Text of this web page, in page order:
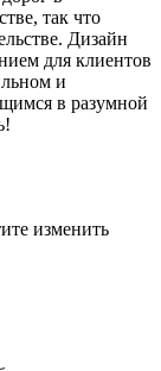
так что
Дизайн
для клиентов
и
в разумной
изменить